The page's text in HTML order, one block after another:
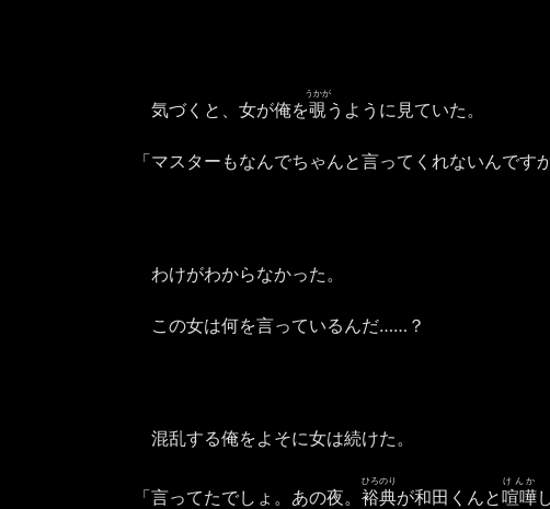
気づくと、女が俺を覗
うかが
うように見ていた。
「マスターもなんでちゃんと言ってくれないんです
わけがわからなかった。
この女は何を言っているんだ……？
混乱する俺をよそに女は続けた。
「言ってたでしょ。あの夜。 裕典
ひろのり
が和田くんと喧嘩
けんか